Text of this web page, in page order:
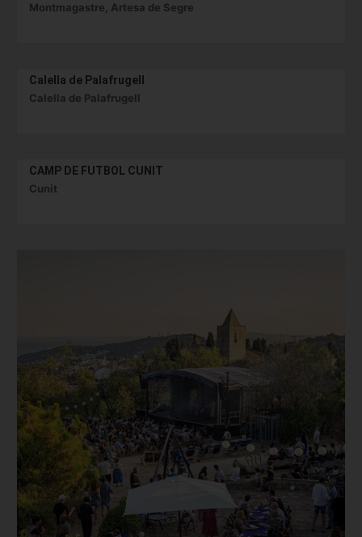
Montmagastre, Artesa de Segre
Calella de Palafrugell
Calella de Palafrugell
CAMP DE FUTBOL CUNIT
Cunit